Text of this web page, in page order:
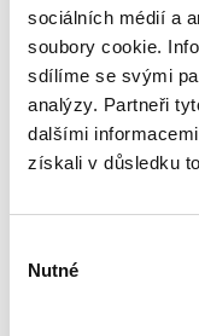
sociálních médií a
soubory cookie.
sdílíme se svými
analýzy. Partneři
dalšími
získali v důsledku
souhlasu
Nutné
Při objednání a
pro naše
(booking) a
Jaké služby pro
prezentací,
prezentace
poskytujeme